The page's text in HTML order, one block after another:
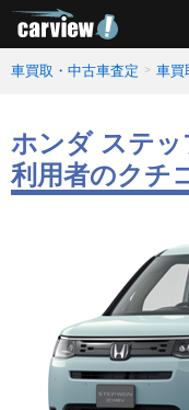
車買取・中古車査定 車買
ホンダ ステッ
利用者のクチ